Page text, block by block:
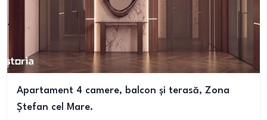
Apartament 4 camere, balcon și terasă, Zona
Ștefan cel Mare.